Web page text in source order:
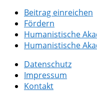
Beitrag einreichen
Fördern
Humanistische
Humanistische
Datenschutz
Impressum
Kontakt